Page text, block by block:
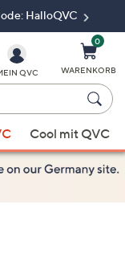
HalloQVC
QVC
0
WARENKORB
Cool mit QVC